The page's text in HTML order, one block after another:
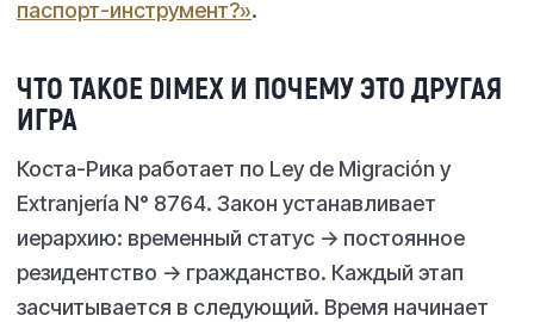
паспорт-инструмент?».
ЧТО ТАКОЕ DIMEX И ПОЧЕМУ ЭТО ДРУГАЯ
ИГРА
Коста-Рика работает по Ley de Migración y
Extranjería N° 8764. Закон устанавливает
иерархию: временный статус → постоянное
резидентство → гражданство. Каждый этап
засчитывается в следующий. Время начинает